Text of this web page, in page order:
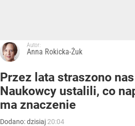
Autor:
Anna Rokicka-Żuk
Przez lata straszono
Naukowcy ustalili, co
ma znaczenie
Dodano:dzisiaj 20:04